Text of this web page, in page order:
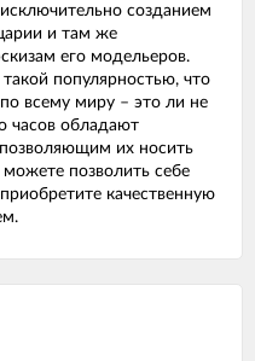
созданием
и там же
его модельеров.
популярностью, что
всему миру – это ли не
часов обладают
их носить
позволить себе
качественную